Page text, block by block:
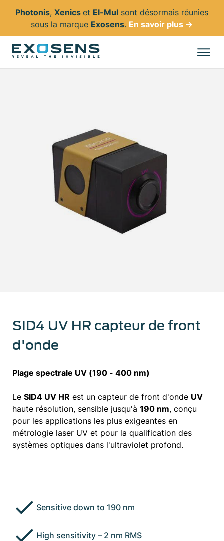
Aller
Photonis, Xenics et El-Mul sont désormais réunies
sous la marque Exosens. En savoir plus →
Tous les produits
SID4 UV HR capteur de front
d'onde
Plage spectrale UV (190 - 400 nm)
Le SID4 UV HR est un capteur de front d'onde UV
haute résolution, sensible jusqu'à 190 nm, conçu
pour les applications les plus exigeantes en
métrologie laser UV et pour la qualification des
systèmes optiques dans l'ultraviolet profond.
Sensitive down to 190 nm
High sensitivity – 2 nm RMS